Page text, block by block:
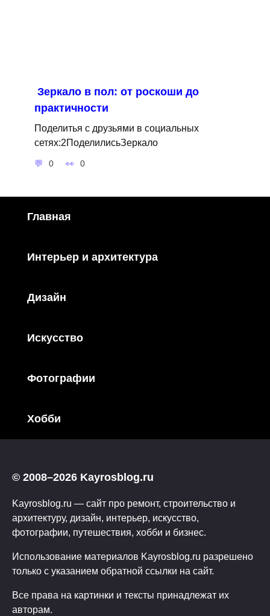
Зеркало в пол: от роскоши до
практичности
Поделитья с друзьями в социальных
сетях:2ПоделилисьЗеркало
0 0
Главная
Интерьер и архитектура
Дизайн
Искусство
Фотографии
Хобби
© 2008–2026 Kayrosblog.ru
Kayrosblog.ru — сайт про ремонт, строительство и
архитектуру, дизайн, интерьер, искусство,
фотографии, путешествия, хобби и бизнес.
Использование материалов Kayrosblog.ru разрешено
только с указанием обратной ссылки на сайт.
Все права на картинки и тексты принадлежат их
авторам.